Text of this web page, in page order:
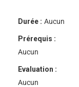
Durée : Aucun
Prérequis :
Aucun
Evaluation :
Aucun